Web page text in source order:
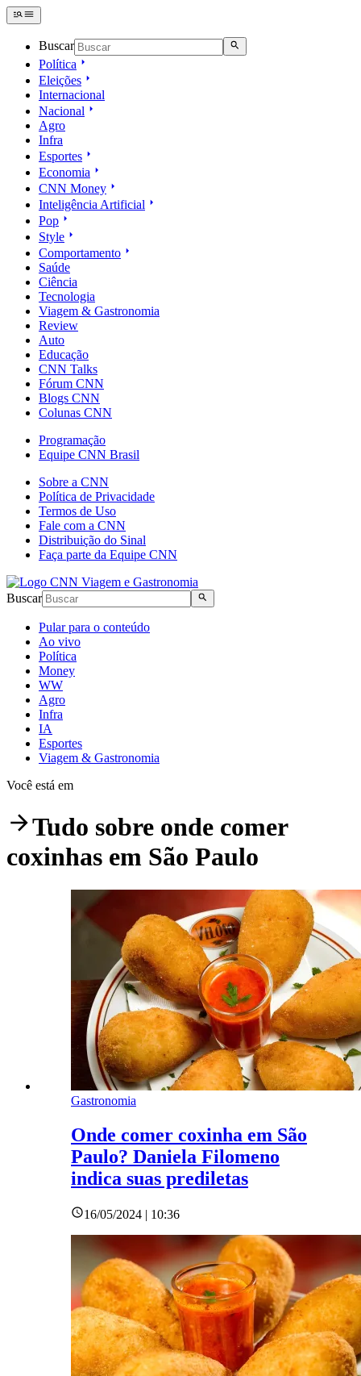
Buscar
Política
Eleições
Internacional
Nacional
Agro
Infra
Esportes
Economia
CNN Money
Inteligência Artificial
Pop
Style
Comportamento
Saúde
Ciência
Tecnologia
Viagem & Gastronomia
Review
Auto
Educação
CNN Talks
Fórum CNN
Blogs CNN
Colunas CNN
Programação
Equipe CNN Brasil
Sobre a CNN
Política de Privacidade
Termos de Uso
Fale com a CNN
Distribuição do Sinal
Faça parte da Equipe CNN
Buscar
Pular para o conteúdo
Ao vivo
Política
Money
WW
Agro
Infra
IA
Esportes
Viagem & Gastronomia
Você está em
Tudo sobre onde comer
coxinhas em São Paulo
Gastronomia
Onde comer coxinha em São
Paulo? Daniela Filomeno
indica suas prediletas
16/05/2024 | 10:36